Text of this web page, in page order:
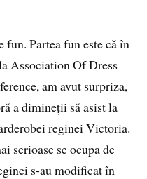
fun. Partea fun este că în
Association Of Dress
am avut surpriza,
a dimineții să asist la
reginei Victoria.
serioase se ocupa de
s-au modificat în